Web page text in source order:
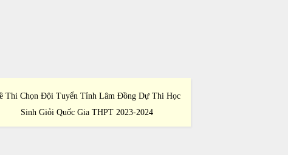
Thi Chọn Đội Tuyển Tỉnh Lâm Đồng Dự Thi Học
Sinh Giỏi Quốc Gia THPT 2023-2024